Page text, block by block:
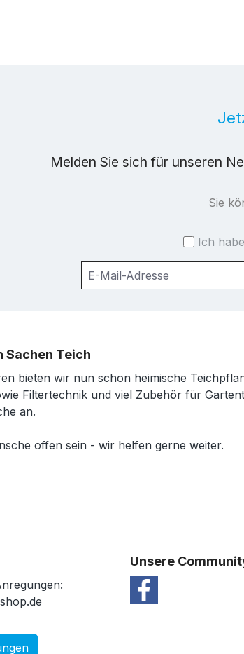
Melden Sie sich für unseren
Sie
Ich
Sachen Teich
bieten wir nun schon heimische
Filtertechnik und viel Zubehör für
an.
offen sein - wir helfen gerne weiter.
Unsere